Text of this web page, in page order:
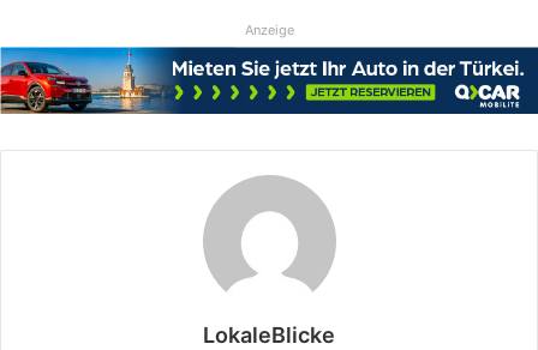
Anzeige
LokaleBlicke